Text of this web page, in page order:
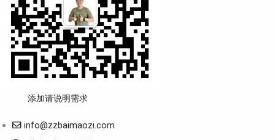
添加请说明需求
info@zzbaimaozi.com